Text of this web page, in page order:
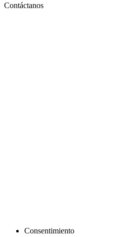
Contáctanos
Consentimiento